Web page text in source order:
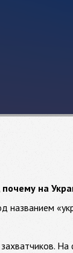
на
названием